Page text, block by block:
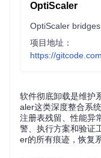
OptiScaler
项目地址：
https://
软件彻底卸载是维护
aler这类深度整合系
注册表残留、性能异
警、执行方案和验证
er的所有痕迹，恢复